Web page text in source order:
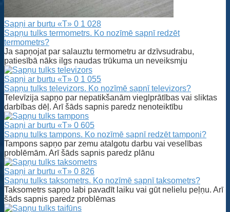
Sapņi ar burtu «T» 0 1 028
Sapņu tulks termometrs. Ko nozīmē sapnī redzēt
termometrs?
Ja sapņojat par salauztu termometru ar dzīvsudrabu,
patiesībā nāks ilgs naudas trūkuma un neveiksmju
Sapņi ar burtu «T» 0 1 055
Sapņu tulks televizors. Ko nozīmē sapnī televizors?
Televīzija sapņo par nepatikšanām vieglprātības vai sliktas
darbības dēļ. Arī šāds sapnis paredz nenoteiktību
Sapņi ar burtu «T» 0 605
Sapņu tulks tampons. Ko nozīmē sapnī redzēt tamponi?
Tampons sapņo par zemu atalgotu darbu vai veselības
problēmām. Arī šāds sapnis paredz plānu
Sapņi ar burtu «T» 0 826
Sapņu tulks taksometrs. Ko nozīmē sapnī taksometrs?
Taksometrs sapņo labi pavadīt laiku vai gūt nelielu peļņu. Arī
šāds sapnis paredz problēmas